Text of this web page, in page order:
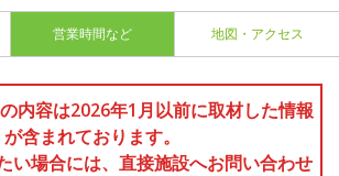
営業時間など 地図・アクセス
内容は2026年1月以前に取材した情報
が含まれております。
い場合には、直接施設へお問い合わせ